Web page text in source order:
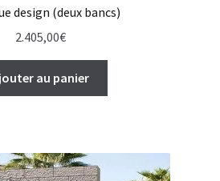
design (deux bancs)
2.405,00€
au panier